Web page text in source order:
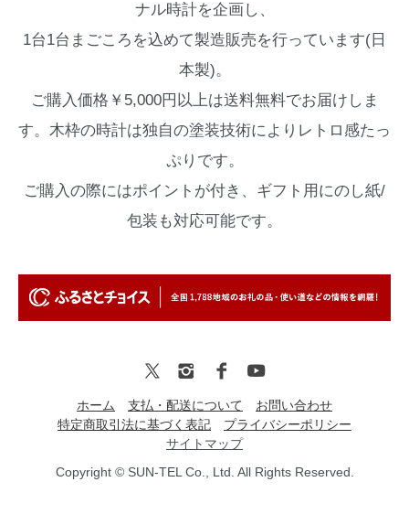
ナル時計を企画し、
1台1台まごころを込めて製造販売を行っています(日
本製)。
ご購入価格￥5,000円以上は送料無料でお届けしま
す。木枠の時計は独自の塗装技術によりレトロ感たっ
ぷりです。
ご購入の際にはポイントが付き、ギフト用にのし紙/
包装も対応可能です。
ホーム 支払・配送について
お問い合わせ
特定商取引法に基づく表記
プライバシーポリシー
サイトマップ
Copyright © SUN-TEL Co., Ltd. All Rights Reserved.